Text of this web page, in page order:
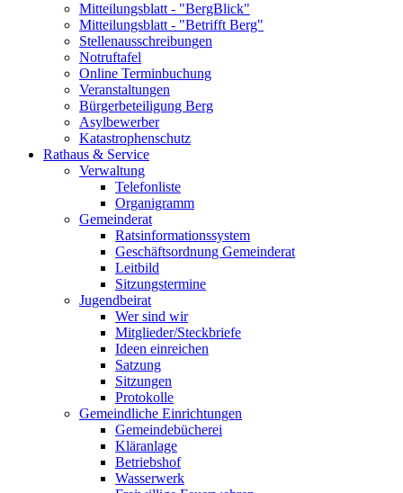
Mitteilungsblatt - "BergBlick"
Mitteilungsblatt - "Betrifft Berg"
Stellenausschreibungen
Notruftafel
Online Terminbuchung
Veranstaltungen
Bürgerbeteiligung Berg
Asylbewerber
Katastrophenschutz
Rathaus & Service
Verwaltung
Telefonliste
Organigramm
Gemeinderat
Ratsinformationssystem
Geschäftsordnung Gemeinderat
Leitbild
Sitzungstermine
Jugendbeirat
Wer sind wir
Mitglieder/Steckbriefe
Ideen einreichen
Satzung
Sitzungen
Protokolle
Gemeindliche Einrichtungen
Gemeindebücherei
Kläranlage
Betriebshof
Wasserwerk